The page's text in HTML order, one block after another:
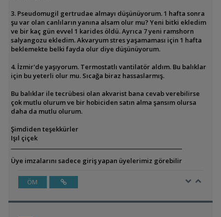
3. Pseudomugil gertrudae almayı düşünüyorum. 1 hafta sonra
şu var olan canlıların yanına alsam olur mu? Yeni bitki ekledim
ve bir kaç gün evvel 1 karides öldü. Ayrıca 7 yeni ramshorn
salyangozu ekledim. Akvaryum stres yaşamaması için 1 hafta
beklemekte belki fayda olur diye düşünüyorum.
4. İzmir'de yaşıyorum. Termostatlı vantilatör aldım. Bu balıklar
için bu yeterli olur mu. Sıcağa biraz hassaslarmış.
Bu balıklar ile tecrübesi olan akvarist bana cevab verebilirse
çok mutlu olurum ve bir hobiciden satın alma şansım olursa
daha da mutlu olurum.
Şimdiden teşekkürler
Işıl çiçek
Üye imzalarını sadece giriş yapan üyelerimiz görebilir
ÖM